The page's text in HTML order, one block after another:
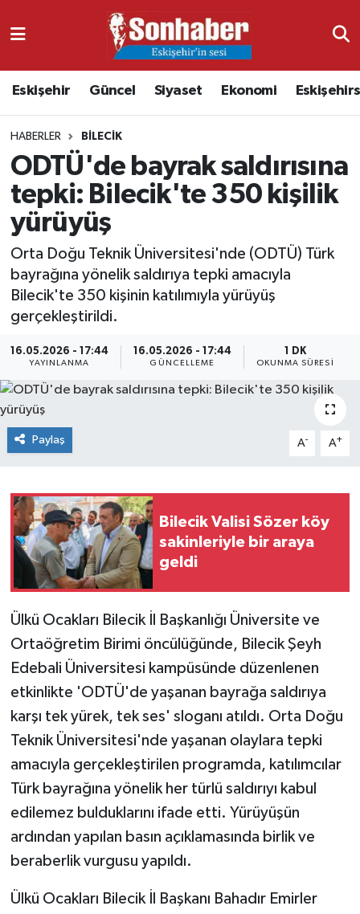
Eskişehir Güncel Siyaset Ekonomi
HABERLER BILECIK
ODTÜ'de bayrak saldırısına
tepki: Bilecik'te 350 kişilik
yürüyüş
Orta Doğu Teknik Üniversitesi'nde (ODTÜ) Türk
bayrağına yönelik saldırıya tepki amacıyla
Bilecik'te 350 kişinin katılımıyla yürüyüş
gerçekleştirildi.
16.05.2026 - 17:44
YAYINLANMA
16.05.2026 - 17:44
GÜNCELLEME
1 DK
OKUNMA SÜRESI
Paylaş A- A+
Bilecik Valisi Sözer köy
sakinleriyle bir araya
geldi
Ülkü Ocakları Bilecik İl Başkanlığı Üniversite ve
Ortaöğretim Birimi öncülüğünde, Bilecik Şeyh
Edebali Üniversitesi kampüsünde düzenlenen
etkinlikte 'ODTÜ'de yaşanan bayrağa saldırıya
karşı tek yürek, tek ses' sloganı atıldı. Orta Doğu
Teknik Üniversitesi'nde yaşanan olaylara tepki
amacıyla gerçekleştirilen programda, katılımcılar
Türk bayrağına yönelik her türlü saldırıyı kabul
edilemez bulduklarını ifade etti. Yürüyüşün
ardından yapılan basın açıklamasında birlik ve
beraberlik vurgusu yapıldı.
Ülkü Ocakları Bilecik İl Başkanı Bahadır Emirler
Ekonomi
Güncel
Kültür & Sanat
Magazin
Resmi İlanlar
Sağlık
Siyaset
Spor
Nöbetçi Eczaneler
Namaz Vakitleri
Trafik Durumu
Süper Lig Puan Durumu ve Fikstür
Tüm Manşetler
Son Dakika Haberleri
Haber Arşivi